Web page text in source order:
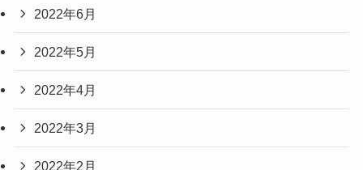
2022年6月
2022年5月
2022年4月
2022年3月
2022年2月